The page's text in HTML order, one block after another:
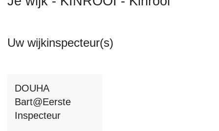
Uw wijkinspecteur(s)
DOUHA
Bart@Eerste
Inspecteur